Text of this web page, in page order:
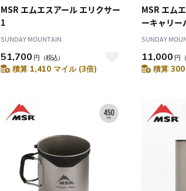
MSR エムエスアール エリクサー
1
SUNDAY MOUNTAIN
51,700 円 （税込）
積算 1,410 マイル (3倍)
MSR エム
ーキャリー
SUNDAY
11,000 円
積算